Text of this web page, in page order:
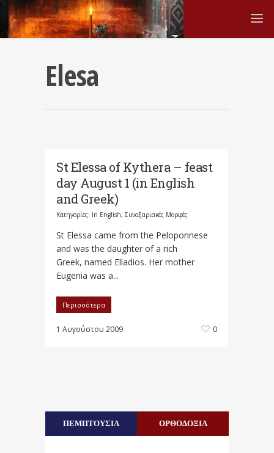
Elesa
St Elessa of Kythera – feast
day August 1 (in English
and Greek)
Κατηγορίες: In English, Συναξαριακές Μορφές
St Elessa came from the Peloponnese
and was the daughter of a rich
Greek, named Elladios. Her mother
Eugenia was a...
Περισσότερα
1 Αυγούστου 2009 0
ΠΕΜΠΤΟΥΣΙΑ ΟΡΘΟΔΟΞΙΑ